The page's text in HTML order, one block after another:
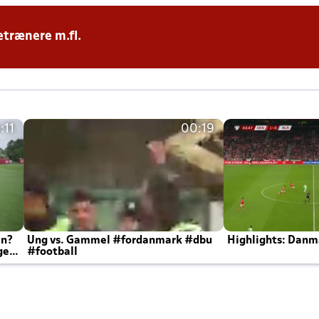
m.fl.
00:19
Ung vs. Gammel #fordanmark #dbu
#football
Highlights: